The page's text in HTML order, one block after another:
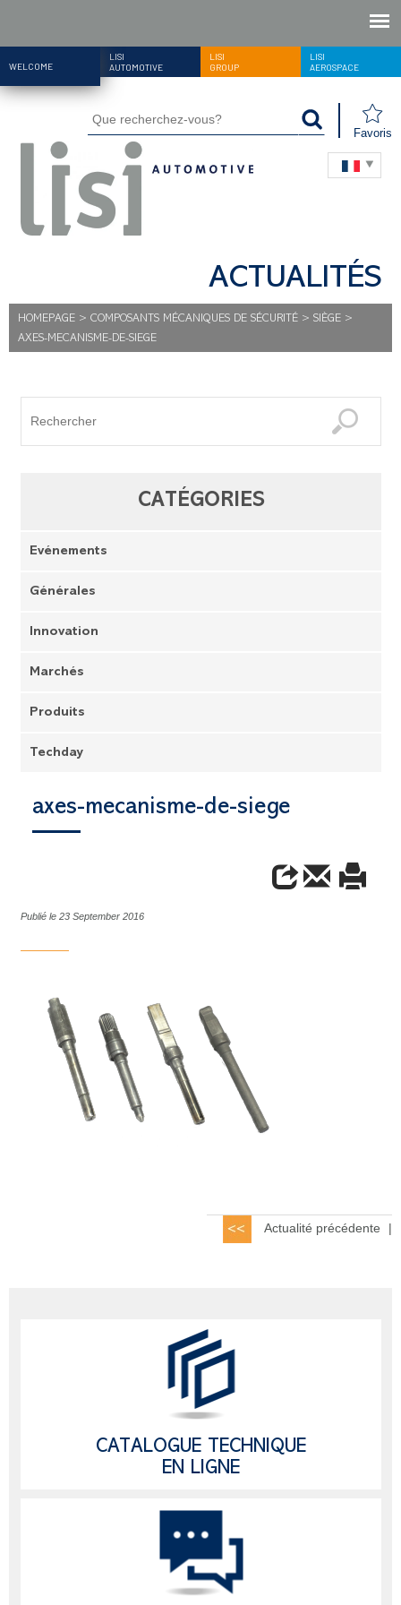
WELCOME
LISI
AUTOMOTIVE
LISI
GROUP
LISI
AEROSPACE
Favoris
ACTUALITÉS
HOMEPAGE > COMPOSANTS MÉCANIQUES DE SÉCURITÉ > SIÈGE >
AXES-MECANISME-DE-SIEGE
CATÉGORIES
Evénements
Générales
Innovation
Marchés
Produits
Techday
axes-mecanisme-de-siege
Publié le 23 September 2016
Actualité précédente |
CATALOGUE TECHNIQUE
EN LIGNE